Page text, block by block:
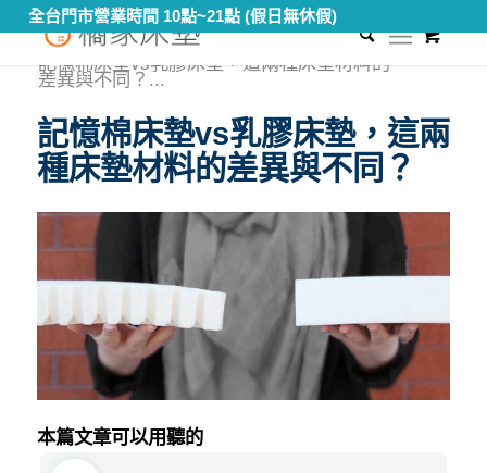
全台門市營業時間 10點~21點 (假日無休假)
您現在的位置： 首頁 /知識專區 /乳膠床墊
記憶棉床墊vs乳膠床墊，這兩種床墊材料的
差異與不同？...
記憶棉床墊vs乳膠床墊，這兩
種床墊材料的差異與不同？
本篇文章可以用聽的